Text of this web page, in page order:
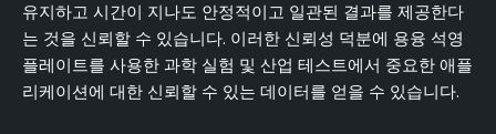
유지하고 시간이 지나도 안정적이고 일관된 결과를 제공한다
는 것을 신뢰할 수 있습니다. 이러한 신뢰성 덕분에 용융 석영
플레이트를 사용한 과학 실험 및 산업 테스트에서 중요한 애플
리케이션에 대한 신뢰할 수 있는 데이터를 얻을 수 있습니다.